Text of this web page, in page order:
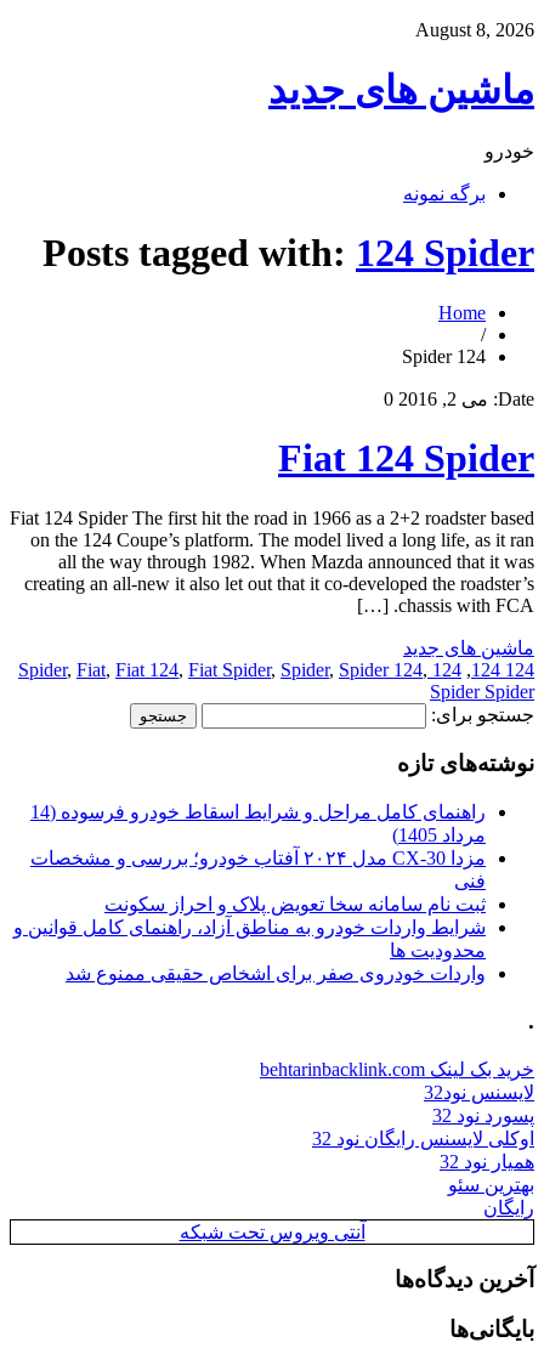
August 8, 2026
ماشین های جدید
خودرو
برگه نمونه
Posts tagged with: 124 Spider
Home
/
124 Spider
Date: می 2, 2016 0
Fiat 124 Spider
Fiat 124 Spider The first hit the road in 1966 as a 2+2 roadster based
on the 124 Coupe’s platform. The model lived a long life, as it ran
all the way through 1982. When Mazda announced that it was
creating an all-new it also let out that it co-developed the roadster’s
chassis with FCA. […]
ماشین های جدید
124 124
,
124 Spider
, Fiat, Fiat 124, Fiat Spider, Spider, Spider 124,
Spider Spider
جستجو برای:
نوشته‌های تازه
راهنمای کامل مراحل و شرایط اسقاط خودرو فرسوده (14
مرداد 1405)
مزدا CX-30 مدل ۲۰۲۴ آفتاب خودرو؛ بررسی و مشخصات
فنی
ثبت نام سامانه سخا تعویض پلاک و احراز سکونت
شرایط واردات خودرو به مناطق آزاد، راهنمای کامل قوانین و
محدودیت ها
واردات خودروی صفر برای اشخاص حقیقی ممنوع شد
.
خرید بک لینک behtarinbacklink.com
لایسنس نود32
پسورد نود 32
اوکلی لایسنس رایگان نود 32
همیار نود 32
بهترین سئو
رایگان
آنتی ویروس تحت شبکه
آخرین دیدگاه‌ها
بایگانی‌ها